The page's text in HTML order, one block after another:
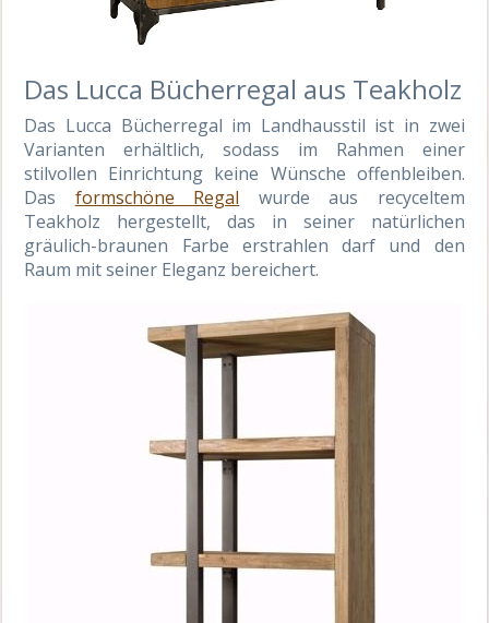
Das Lucca Bücherregal aus Teakholz
Das Lucca Bücherregal im Landhausstil ist in zwei
Varianten erhältlich, sodass im Rahmen einer
stilvollen Einrichtung keine Wünsche offenbleiben.
Das formschöne Regal wurde aus recyceltem
Teakholz hergestellt, das in seiner natürlichen
gräulich-braunen Farbe erstrahlen darf und den
Raum mit seiner Eleganz bereichert.